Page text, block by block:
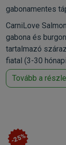
gabonamentes
CarniLove
gabona és
tartalmazó
fiatal (3-30
Tovább a
-25%